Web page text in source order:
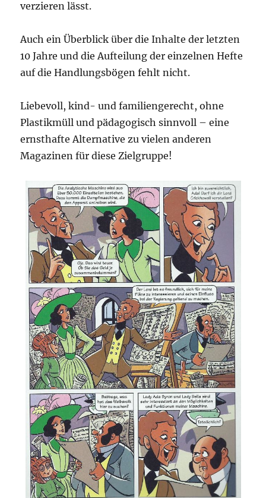
verzieren lässt.
Auch ein Überblick über die Inhalte der letzten
10 Jahre und die Aufteilung der einzelnen Hefte
auf die Handlungsbögen fehlt nicht.
Liebevoll, kind- und familiengerecht, ohne
Plastikmüll und pädagogisch sinnvoll – eine
ernsthafte Alternative zu vielen anderen
Magazinen für diese Zielgruppe!